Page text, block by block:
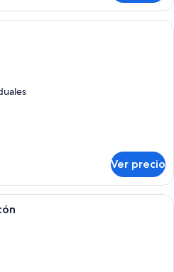
Una habitación de hotel con cama,
Ver precio
Habitación de hotel con una cama